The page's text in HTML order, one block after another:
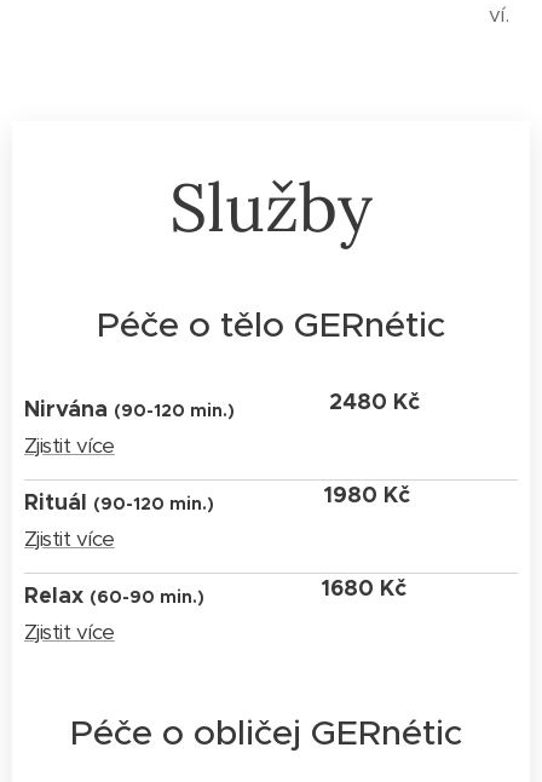
ví.
Služby
Péče o tělo GERnétic
Nirvána (90-120 min.)
Zjistit více
2480 Kč
Rituál (90-120 min.)
Zjistit více
1980 Kč
Relax (60-90 min.)
Zjistit více
1680 Kč
Péče o obličej GERnétic